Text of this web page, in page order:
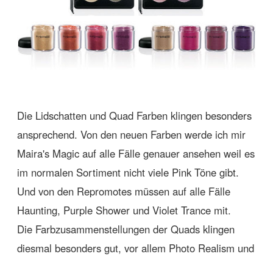
Die Lidschatten und Quad Farben klingen besonders
ansprechend. Von den neuen Farben werde ich mir
Maira's Magic auf alle Fälle genauer ansehen weil es
im normalen Sortiment nicht viele Pink Töne gibt.
Und von den Repromotes müssen auf alle Fälle
Haunting, Purple Shower und Violet Trance mit.
Die Farbzusammenstellungen der Quads klingen
diesmal besonders gut, vor allem Photo Realism und